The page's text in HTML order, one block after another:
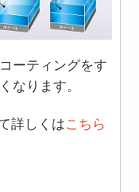
ーティングをす
なります。
詳しくはこちら